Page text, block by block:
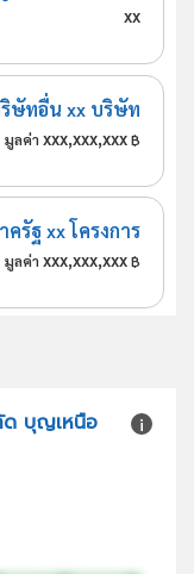
xx
ษัทอื่น xx บริษัท
มูลค่า xxx,xxx,xxx ฿
รัฐ xx โครงการ
มูลค่า xxx,xxx,xxx ฿
ด บุญเหนือ